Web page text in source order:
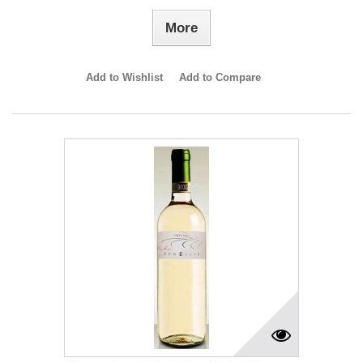
More
Add to Wishlist Add to Compare